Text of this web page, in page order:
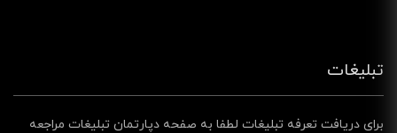
تبلیغات
برای دریافت تعرفه تبلیغات لطفا به صفحه دپارتمان تبلیغات مراجعه